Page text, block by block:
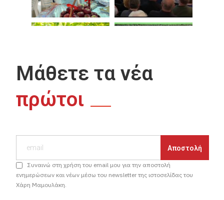
Μάθετε τα νέα
πρώτοι
Συναινώ στη χρήση του email μου για την αποστολή
ενημερώσεων και νέων μέσω του newsletter της ιστοσελίδας του
Χάρη Μαμουλάκη.